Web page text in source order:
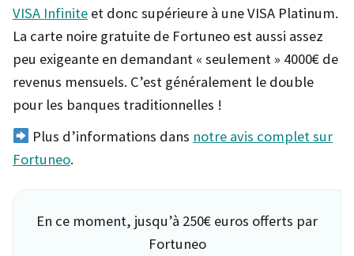
VISA Infinite et donc supérieure à une VISA Platinum.
La carte noire gratuite de Fortuneo est aussi assez
peu exigeante en demandant « seulement » 4000€ de
revenus mensuels. C’est généralement le double
pour les banques traditionnelles !
Plus d’informations dans notre avis complet sur
Fortuneo.
En ce moment, jusqu’à 250€ euros offerts par
Fortuneo